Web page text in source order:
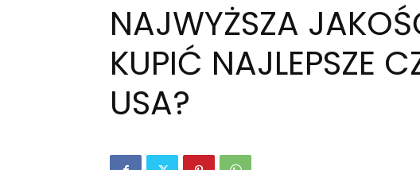
NAJWYŻSZA
KUPIĆ NAJLEPSZE
USA?